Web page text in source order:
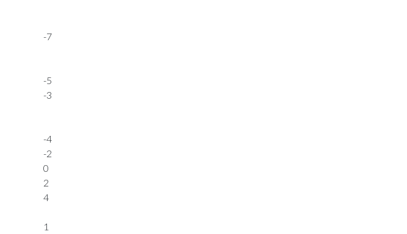
-7
-5
-3
-4
-2
0
2
4
1